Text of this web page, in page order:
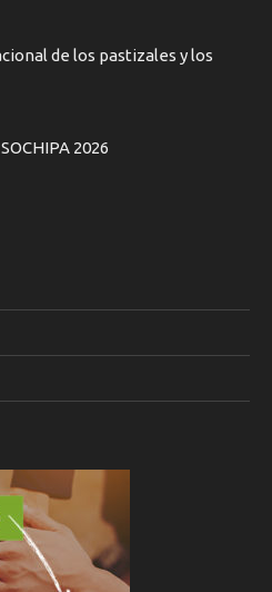
de los pastizales y los
2026